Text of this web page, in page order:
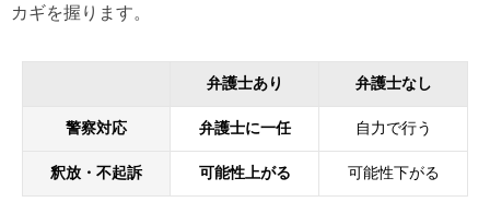
カギを握ります。
弁護士あり 弁護士なし
警察対応 弁護士に一任 自力で行う
釈放・不起訴 可能性上がる 可能性下がる